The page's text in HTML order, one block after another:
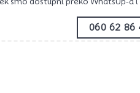
060 62 86